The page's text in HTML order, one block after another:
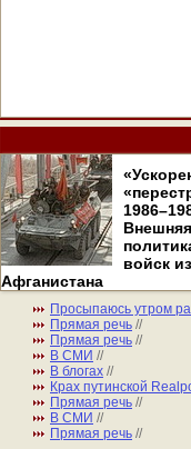
Внешняя
войск из
Афганистана
Просыпаюсь утром
Прямая речь //
Прямая речь //
В СМИ //
В блогах //
Крах путинской
Прямая речь //
В СМИ //
Прямая речь //